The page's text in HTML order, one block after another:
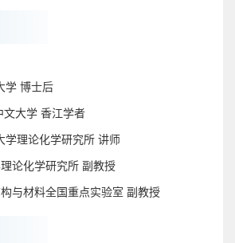
学 博士后
文大学 香江学者
学理论化学研究所 讲师
论化学研究所 副教授
与材料全国重点实验室 副教授